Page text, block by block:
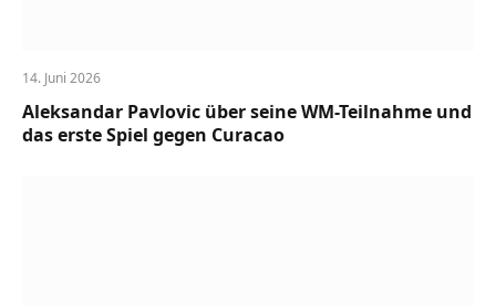
14. Juni 2026
Aleksandar Pavlovic über seine WM-Teilnahme und
das erste Spiel gegen Curacao